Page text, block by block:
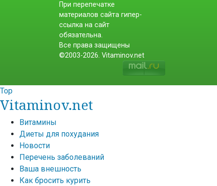
При перепечатке
материалов сайта гипер-
ссылка на сайт
обязательна.
Все права защищены
©2003-2026. Vitaminov.net
Top
Vitaminov.net
Витамины
Диеты для похудания
Новости
Перечень заболеваний
Ваша внешность
Как бросить курить